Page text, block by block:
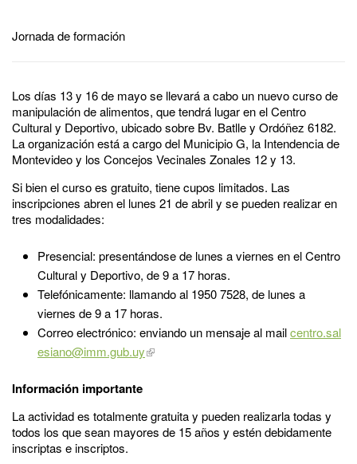
Jornada de formación
Los días 13 y 16 de mayo se llevará a cabo un nuevo curso de
manipulación de alimentos, que tendrá lugar en el Centro
Cultural y Deportivo, ubicado sobre Bv. Batlle y Ordóñez 6182.
La organización está a cargo del Municipio G, la Intendencia de
Montevideo y los Concejos Vecinales Zonales 12 y 13.
Si bien el curso es gratuito, tiene cupos limitados. Las
inscripciones abren el lunes 21 de abril y se pueden realizar en
tres modalidades:
Presencial: presentándose de lunes a viernes en el Centro
Cultural y Deportivo, de 9 a 17 horas.
Telefónicamente: llamando al 1950 7528, de lunes a
viernes de 9 a 17 horas.
Correo electrónico: enviando un mensaje al mailcentro.sal
esiano@imm.gub.uy
Información importante
La actividad es totalmente gratuita y pueden realizarla todas y
todos los que sean mayores de 15 años y estén debidamente
inscriptas e inscriptos.